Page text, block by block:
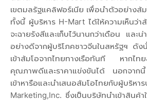
เขตมลรัฐแคลิฟอร์เนีย เพื่อนำตัวอย่างส้
ทั้งนี้ ผู้บริหาร H-Mart ได้ให้ความเห็นว่า
จะฉายรังสีและเก็บไว้นานกว่าเดือน และ
อย่างดีจากผู้บริโภคชาวจีนในสหรัฐฯ ดั
เข้าส้มโอจากไทยทางเรือทันที หากไท
คุณภาพดีและราคาแข่งขันได้ นอกจา
เข้าหารือและนำเสนอส้มโอไทยกับผู้
Marketing,Inc. ซึ่งเป็นบริษัทนำเข้าสินค้